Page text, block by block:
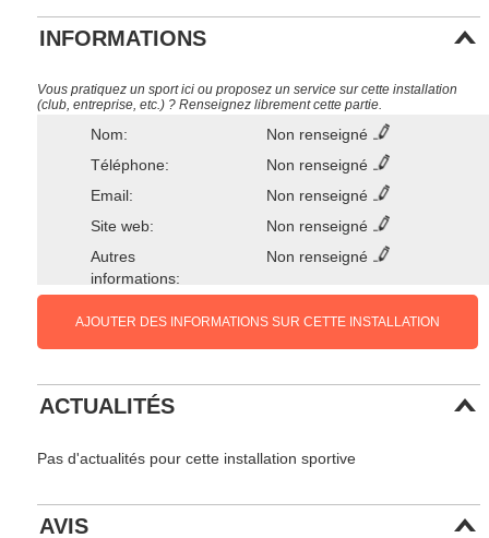
INFORMATIONS
Vous pratiquez un sport ici ou proposez un service sur cette installation
(club, entreprise, etc.) ? Renseignez librement cette partie.
Nom:
Non renseigné
Téléphone:
Non renseigné
Email:
Non renseigné
Site web:
Non renseigné
Autres
informations:
Non renseigné
AJOUTER DES INFORMATIONS SUR CETTE INSTALLATION
ACTUALITÉS
Pas d'actualités pour cette installation sportive
AVIS